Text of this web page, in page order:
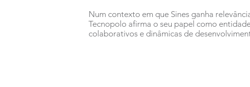
Num contexto em que Sines ganha
Tecnopolo afirma o seu papel como
colaborativos e dinâmicas de